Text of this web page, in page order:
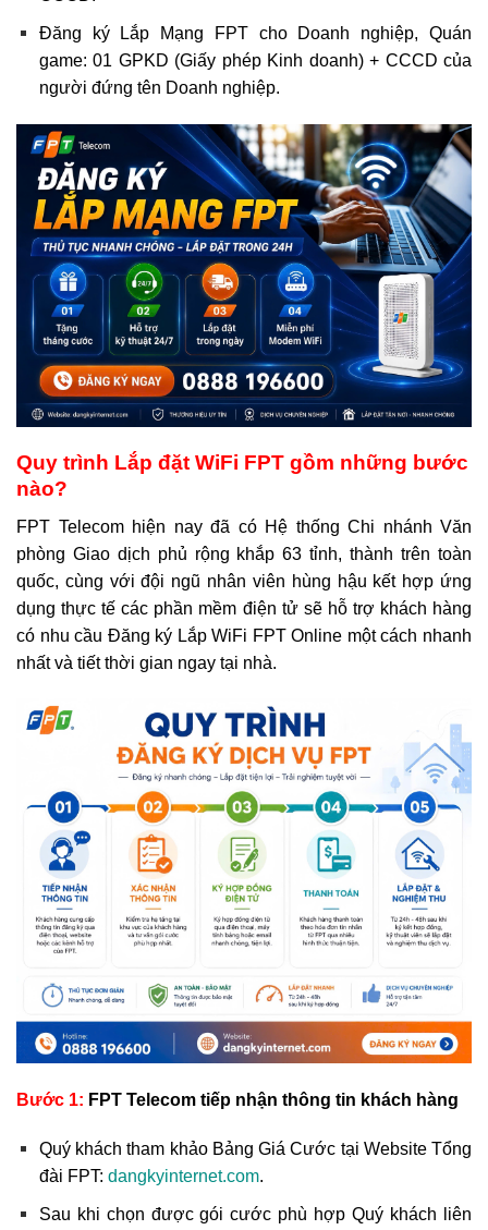
Đăng ký Lắp Mạng FPT cho Doanh nghiệp, Quán
game: 01 GPKD (Giấy phép Kinh doanh) + CCCD của
người đứng tên Doanh nghiệp.
Quy trình Lắp đặt WiFi FPT gồm những bước
nào?
FPT Telecom hiện nay đã có Hệ thống Chi nhánh Văn
phòng Giao dịch phủ rộng khắp 63 tỉnh, thành trên toàn
quốc, cùng với đội ngũ nhân viên hùng hậu kết hợp ứng
dụng thực tế các phần mềm điện tử sẽ hỗ trợ khách hàng
có nhu cầu Đăng ký Lắp WiFi FPT Online một cách nhanh
nhất và tiết thời gian ngay tại nhà.
Bước 1: FPT Telecom tiếp nhận thông tin khách hàng
Quý khách tham khảo Bảng Giá Cước tại Website Tổng
đài FPT: dangkyinternet.com.
Sau khi chọn được gói cước phù hợp Quý khách liên